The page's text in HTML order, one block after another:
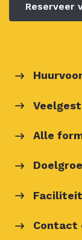
Reserveer
Alle
Contact